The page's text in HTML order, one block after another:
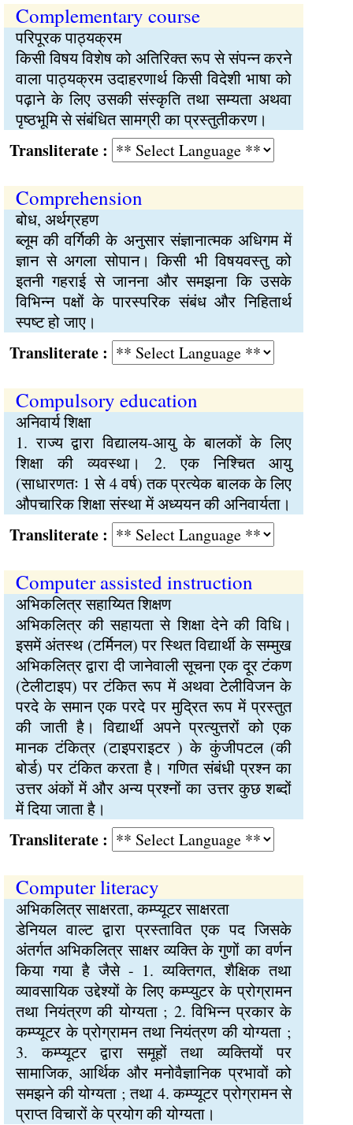
Complementary course
परिपूरक पाठ्यक्रम
किसी विषय विशेष को अतिरिक्त रूप से संपन्न करने
वाला पाठ्यक्रम उदाहरणार्थ किसी विदेशी भाषा को
पढ़ाने के लिए उसकी संस्कृति तथा सम्यता अथवा
पृष्ठभूमि से संबंधित सामग्री का प्रस्तुतीकरण।
:
Comprehension
बोध, अर्थग्रहण
ब्लूम की वर्गिकी के अनुसार संज्ञानात्मक अधिगम में
ज्ञान से अगला सोपान। किसी भी विषयवस्तु को
इतनी गहराई से जानना और समझना कि उसके
विभिन्न पक्षों के पारस्परिक संबंध और निहितार्थ
स्पष्ट हो जाए।
:
Compulsory education
अनिवार्य शिक्षा
1. राज्य द्वारा विद्यालय-आयु के बालकों के लिए
शिक्षा की व्यवस्था। 2. एक निश्चित आयु
(साधारणतः 1 से 4 वर्ष) तक प्रत्येक बालक के लिए
औपचारिक शिक्षा संस्था में अध्ययन की अनिवार्यता।
:
Computer assisted instruction
अभिकलित्र सहाय्यित शिक्षण
अभिकलित्र की सहायता से शिक्षा देने की विधि।
इसमें अंतस्थ (टर्मिनल) पर स्थित विद्यार्थी के सम्मुख
अभिकलित्र द्वारा दी जानेवाली सूचना एक दूर टंकण
(टेलीटाइप) पर टंकित रूप में अथवा टेलीविजन के
परदे के समान एक परदे पर मुद्रित रूप में प्रस्तुत
की जाती है। विद्यार्थी अपने प्रत्युत्तरों को एक
मानक टंकित्र (टाइपराइटर ) के कुंजीपटल (की
बोर्ड) पर टंकित करता है। गणित संबंधी प्रश्न का
उत्तर अंकों में और अन्य प्रश्नों का उत्तर कुछ शब्दों
में दिया जाता है।
:
Computer literacy
अभिकलित्र साक्षरता, कम्प्यूटर साक्षरता
डेनियल वाल्ट द्वारा प्रस्तावित एक पद जिसके
अंतर्गत अभिकलित्र साक्षर व्यक्ति के गुणों का वर्णन
किया गया है जैसे - 1. व्यक्तिगत, शैक्षिक तथा
व्यावसायिक उद्देश्यों के लिए कम्प्युटर के प्रोग्रामन
तथा नियंत्रण की योग्यता ; 2. विभिन्न प्रकार के
कम्प्यूटर के प्रोग्रामन तथा नियंत्रण की योग्यता ;
3. कम्प्यूटर द्वारा समूहों तथा व्यक्तियों पर
सामाजिक, आर्थिक और मनोवैज्ञानिक प्रभावों को
समझने की योग्यता ; तथा 4. कम्प्यूटर प्रोग्रामन से
प्राप्त विचारों के प्रयोग की योग्यता।